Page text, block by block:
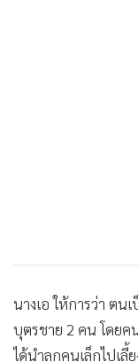
นางเอ ให้การว่า ตน
บุตรชาย 2 คน โดย
ได้นำลูกคนเล็กไปเลี้